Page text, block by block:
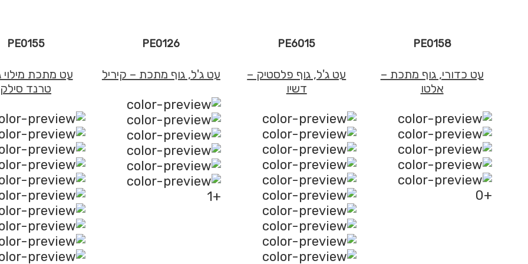
PE0158
עט כדורי, גוף מתכת –
אלטו
+0
PE6015
עט ג'ל, גוף פלסטיק –
דשיו
PE0126
עט ג'ל, גוף מתכת – קיריל
+1
PE0155
עט מתכת מילוי
טרנד סילק